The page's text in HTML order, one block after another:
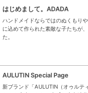
はじめまして。ADADA
ハンドメイドならではのぬくもり
に込めて作られた素敵な子たちが
た。
AULUTIN Special Page
新ブランド「AULUTIN（オゥルテ